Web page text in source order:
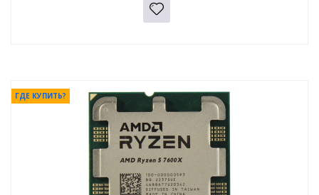
ГДЕ КУПИТЬ?